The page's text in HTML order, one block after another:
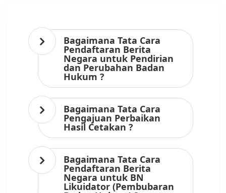
Bagaimana Tata Cara
Pendaftaran Berita
Negara untuk Pendirian
dan Perubahan Badan
Hukum ?
Bagaimana Tata Cara
Pengajuan Perbaikan
Hasil Cetakan ?
Bagaimana Tata Cara
Pendaftaran Berita
Negara untuk BN
Likuidator (Pembubaran